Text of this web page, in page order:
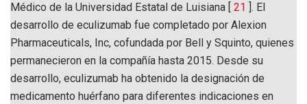
Médico de la Universidad Estatal de Luisiana [ 21 ]. El
desarrollo de eculizumab fue completado por Alexion
Pharmaceuticals, Inc, cofundada por Bell y Squinto, quienes
permanecieron en la compañía hasta 2015. Desde su
desarrollo, eculizumab ha obtenido la designación de
medicamento huérfano para diferentes indicaciones en